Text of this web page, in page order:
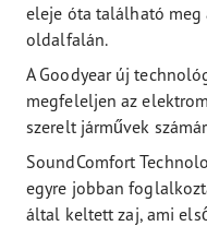
eleje óta található meg
oldalfalán.
A Goodyear új
megfeleljen az
szerelt járművek
SoundComfort
egyre jobban
által keltett zaj, ami